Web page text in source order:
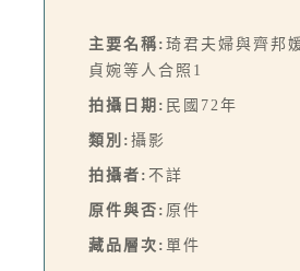
主要名稱: 琦君夫婦與齊邦
貞婉等人合照1
拍攝日期: 民國72年
類別: 攝影
拍攝者: 不詳
原件與否: 原件
藏品層次: 單件